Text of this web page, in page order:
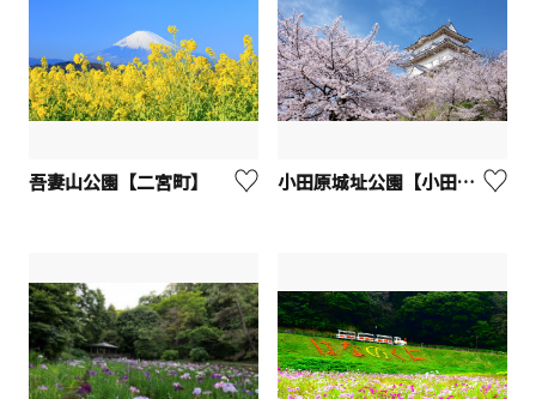
吾妻山公園【二宮町】 小田原城址公園【小田原市】